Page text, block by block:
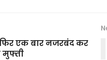
एक बार नजरबंद कर
मुफ्ती